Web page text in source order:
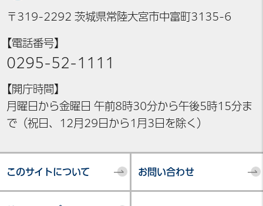
〒319-2292 茨城県常陸大宮市中富町3135-6
【電話番号】
0295-52-1111
【開庁時間】
月曜日から金曜日 午前8時30分から午後5時15分ま
で（祝日、12月29日から1月3日を除く）
このサイトについて お問い合わせ